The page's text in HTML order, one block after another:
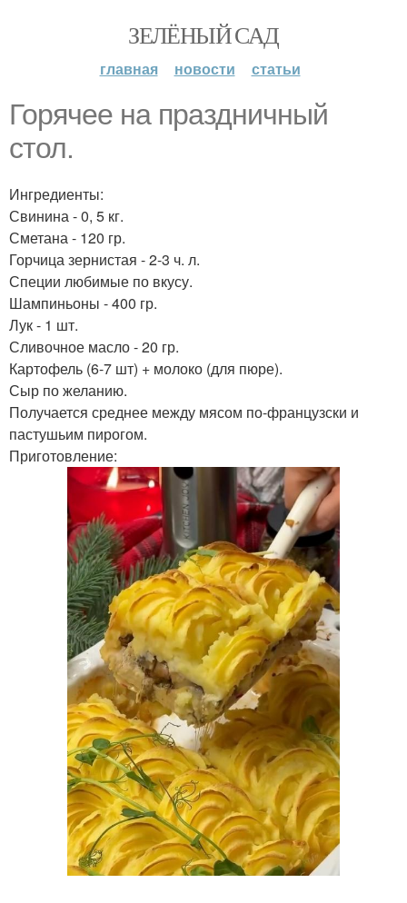
ЗЕЛЁНЫЙ САД
главная новости статьи
Горячее на праздничный
стол.
Ингредиенты:
Свинина - 0, 5 кг.
Сметана - 120 гр.
Горчица зернистая - 2-3 ч. л.
Специи любимые по вкусу.
Шампиньоны - 400 гр.
Лук - 1 шт.
Сливочное масло - 20 гр.
Картофель (6-7 шт) + молоко (для пюре).
Сыр по желанию.
Получается среднее между мясом по-французски и
пастушьим пирогом.
Приготовление: